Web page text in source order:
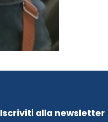
Iscriviti alla newsletter